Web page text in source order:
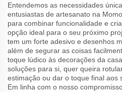
Entendemos as necessidades
entusiastas de artesanato na
para combinar funcionalidade e
opção ideal para o seu próximo
tem um forte adesivo e desenhos
além de segurar as coisas
toque lúdico às decorações da
soluções para si, quer queira
estimação ou dar o toque final aos
Em linha com o nosso